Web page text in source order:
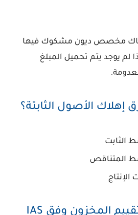
مخصص ديون مشكوك فيها
لم يوجد يتم تحميل المبلغ
الثابت
المتناقص
16- كيف يتم تقييم المخزون وفق IAS